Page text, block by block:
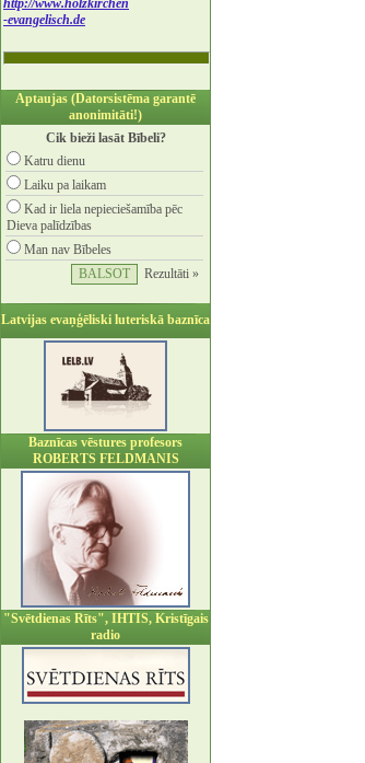
http://www.holzkirchen
-evangelisch.de
Aptaujas (Datorsistēma garantē
anonimitāti!)
Cik bieži lasāt Bībeli?
Katru dienu
Laiku pa laikam
Kad ir liela nepieciešamība pēc
Dieva palīdzības
Man nav Bībeles
Rezultāti »
Latvijas evaņģēliski luteriskā baznīca
Baznīcas vēstures profesors
ROBERTS FELDMANIS
"Svētdienas Rīts", IHTIS, Kristīgais
radio